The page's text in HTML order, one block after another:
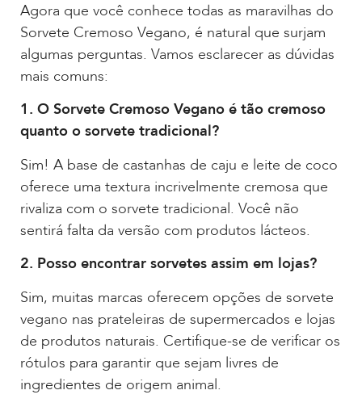
Agora que você conhece todas as maravilhas do
Sorvete Cremoso Vegano, é natural que surjam
algumas perguntas. Vamos esclarecer as dúvidas
mais comuns:
1. O Sorvete Cremoso Vegano é tão cremoso
quanto o sorvete tradicional?
Sim! A base de castanhas de caju e leite de coco
oferece uma textura incrivelmente cremosa que
rivaliza com o sorvete tradicional. Você não
sentirá falta da versão com produtos lácteos.
2. Posso encontrar sorvetes assim em lojas?
Sim, muitas marcas oferecem opções de sorvete
vegano nas prateleiras de supermercados e lojas
de produtos naturais. Certifique-se de verificar os
rótulos para garantir que sejam livres de
ingredientes de origem animal.